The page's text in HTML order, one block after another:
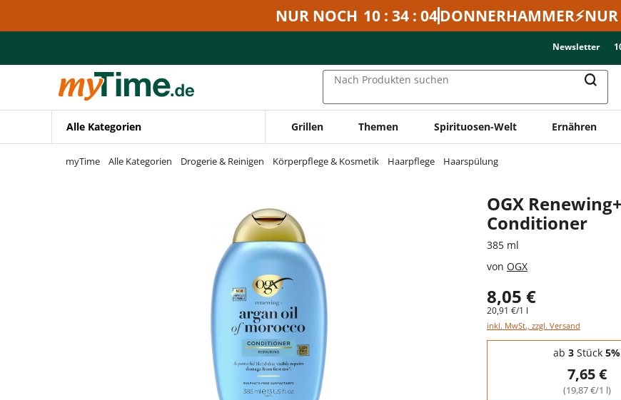
Zur Navigation springen
NUR NOCH 10 : 34 : 04
Newsletter
Nach Produkten suchen
Alle Kategorien Grillen Themen Spirituosen-Welt Ernähren
myTime Alle Kategorien Drogerie & Reinigen Körperpflege & Kosmetik Haarpflege Haarspülung
OGX
Conditioner
385 ml
von OGX
8,05 €
20,91 €/1 l
inkl. MwSt., zzgl. Versand
Staffelpreise - Mengenrabatt
ab 3 Stück 5%
7,65 €
(19,87 €/1 l)